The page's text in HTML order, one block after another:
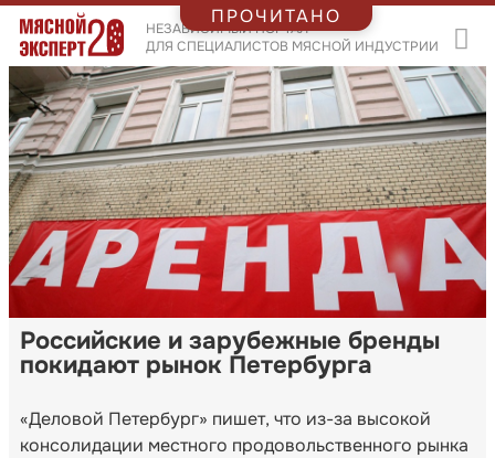
НЕЗАВИСИМЫЙ ПОРТАЛ
ДЛЯ СПЕЦИАЛИСТОВ МЯСНОЙ ИНДУСТРИИ
Российские и зарубежные бренды
покидают рынок Петербурга
«Деловой Петербург» пишет, что из-за высокой
консолидации местного продовольственного рынка
ПРОЧИТАНО